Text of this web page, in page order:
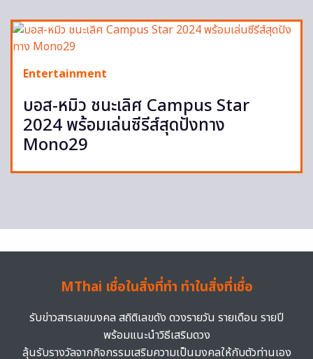
Entertainment
บอส-หมิว ชนะเลิศ Campus Star
2024 พร้อมเล่นซีรีส์สุดปังทาง
Mono29
MThai เชื่อในสิ่งที่ทำ ทำในสิ่งที่เชื่อ
รับข่าวสารเลขมงคล สถิติเลขดัง ดวงรายวัน รายเดือน รายปี
พร้อมแนะนำวิธีเสริมดวง
ลุ้นรับรางวัลจากกิจกรรมเสริมความเป็นมงคลให้กับตัวท่านเอง